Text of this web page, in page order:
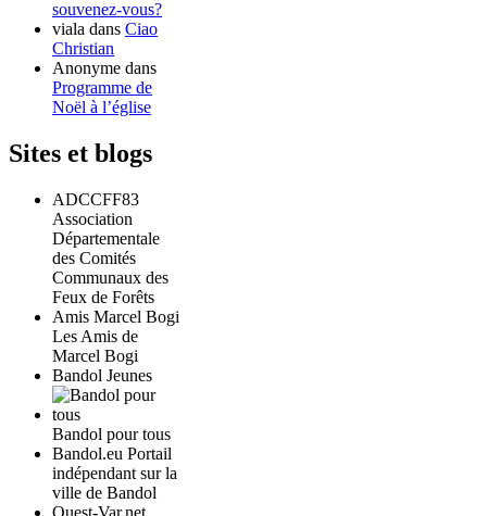
souvenez-vous?
viala dans Ciao
Christian
Anonyme dans
Programme de
Noël à l’église
Sites et blogs
ADCCFF83
Association
Départementale
des Comités
Communaux des
Feux de Forêts
Amis Marcel Bogi
Les Amis de
Marcel Bogi
Bandol Jeunes
Bandol pour tous
Bandol.eu Portail
indépendant sur la
ville de Bandol
Ouest-Var.net